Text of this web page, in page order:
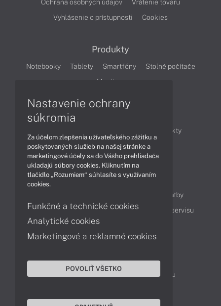
Ochrana osobných údajov
Vrátenie tovaru
Vyhlásenie o prístupnosti
Cookies
Produkty
Notebooky Tablety Smartfóny
Stolné počítače
Monitory
Produkty
Technológie
Videá
Obsah
Možnosti doručenia a platby
Podpora a servis
Servisné služby Cenník servisu
Kontakty
043 4224 771
Obchodné oddelenie
Reklamácia tovaru
Nastavenie ochrany
súkromia
Za účelom zlepšenia užívateľského zážitku a
poskytovaných služieb na našej stránke a
marketingové účely sa do Vášho prehliadača
ukladajú súbory cookies. Kliknutím na
tlačidlo „Rozumiem“ súhlasíte s využívaním
cookies.
Funkčné a technické cookies
Analytické cookies
Marketingové a reklamné cookies
POVOLIŤ VŠETKO